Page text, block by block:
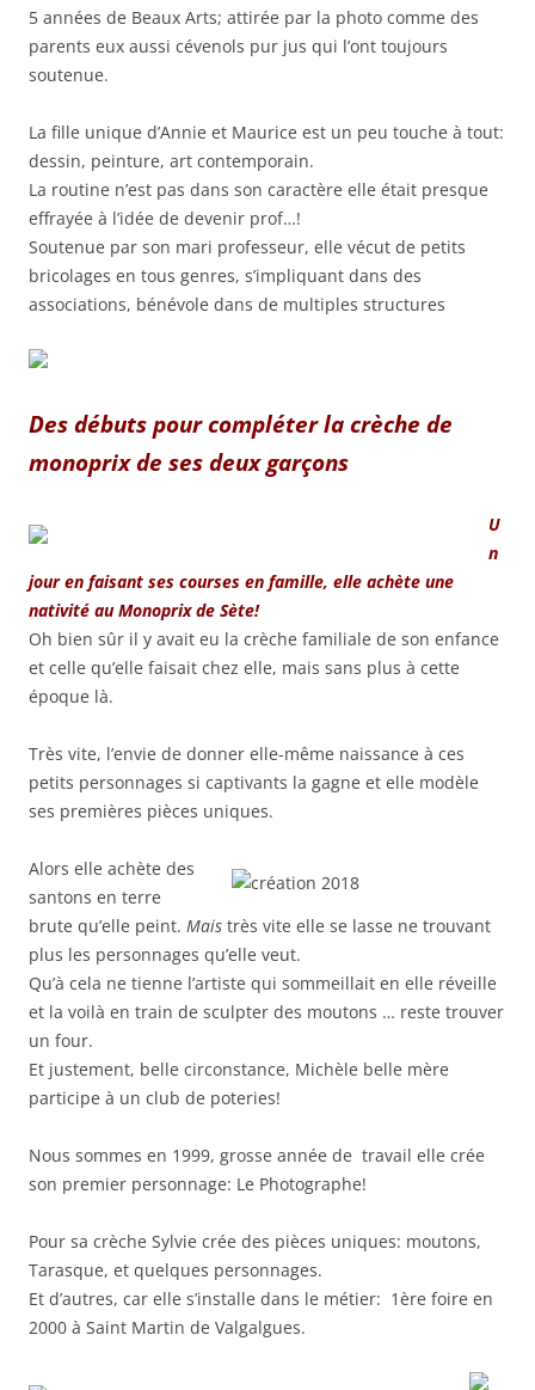
5 années de Beaux Arts; attirée par la photo comme des
parents eux aussi cévenols pur jus qui l’ont toujours
soutenue.
La fille unique d’Annie et Maurice est un peu touche à tout:
dessin, peinture, art contemporain.
La routine n’est pas dans son caractère elle était presque
effrayée à l’idée de devenir prof…!
Soutenue par son mari professeur, elle vécut de petits
bricolages en tous genres, s’impliquant dans des
associations, bénévole dans de multiples structures
Des débuts pour compléter la crèche de
monoprix de ses deux garçons
U
n
jour en faisant ses courses en famille, elle achète une
nativité au Monoprix de Sète!
Oh bien sûr il y avait eu la crèche familiale de son enfance
et celle qu’elle faisait chez elle, mais sans plus à cette
époque là.
Très vite, l’envie de donner elle-même naissance à ces
petits personnages si captivants la gagne et elle modèle
ses premières pièces uniques.
Alors elle achète des
santons en terre
brute qu’elle peint. Mais très vite elle se lasse ne trouvant
plus les personnages qu’elle veut.
Qu’à cela ne tienne l’artiste qui sommeillait en elle réveille
et la voilà en train de sculpter des moutons … reste trouver
un four.
Et justement, belle circonstance, Michèle belle mère
participe à un club de poteries!
Nous sommes en 1999, grosse année de travail elle crée
son premier personnage: Le Photographe!
Pour sa crèche Sylvie crée des pièces uniques: moutons,
Tarasque, et quelques personnages.
Et d’autres, car elle s’installe dans le métier: 1ère foire en
2000 à Saint Martin de Valgalgues.